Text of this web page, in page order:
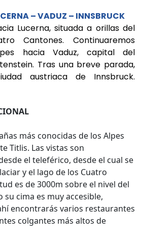
– VADUZ – INNSBRUCK
Lucerna, situada a orillas del
Cantones. Continuaremos
hacia Vaduz, capital del
Tras una breve parada,
austriaca de Innsbruck.
más conocidas de los Alpes
Titlis. Las vistas son
el teleférico, desde el cual se
y el lago de los Cuatro
es de 3000m sobre el nivel del
su cima es muy accesible,
encontrarás varios restaurantes
colgantes más altos de